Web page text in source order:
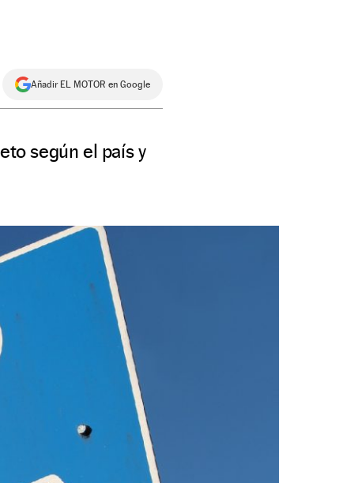
Añadir EL MOTOR en Google
según el país y